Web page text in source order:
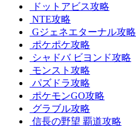
ドットアビス攻略
NTE攻略
Gジェネエターナル攻略
ポケポケ攻略
シャドバ ビヨンド攻略
モンスト攻略
パズドラ攻略
ポケモンGO攻略
グラブル攻略
信長の野望 覇道攻略